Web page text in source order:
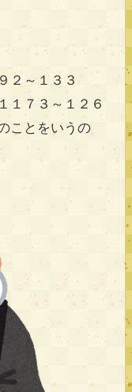
２～１３３
１７３～１２６
ことをいうの